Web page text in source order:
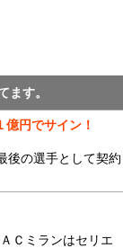
ます。
円でサイン！
後の選手として契約
Ｃミランはセリエ